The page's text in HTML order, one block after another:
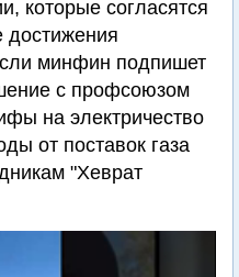
которые согласятся
минфин подпишет
с профсоюзом
на электричество
от поставок газа
"Хеврат